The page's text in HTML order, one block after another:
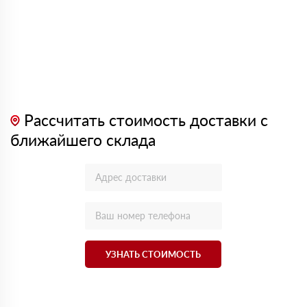
Рассчитать стоимость доставки с
ближайшего склада
УЗНАТЬ СТОИМОСТЬ